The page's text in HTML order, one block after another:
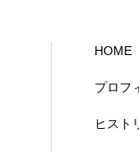
HOME
プロフ
ヒスト